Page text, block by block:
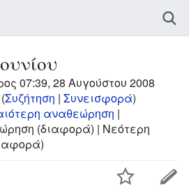
07:39, 28 Αυγούστου 2008
(Συζήτηση | Συνεισφορά)
αναθεώρηση |
(διαφορά) | Νεότερη